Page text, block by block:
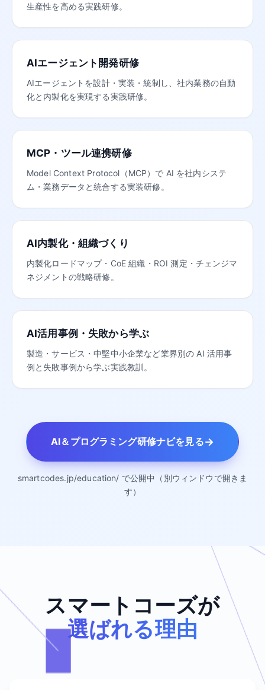
生産性を高める実践研修。
AIエージェント開発研修
AIエージェントを設計・実装・統制し、社内業務の自動
化と内製化を実現する実践研修。
MCP・ツール連携研修
Model Context Protocol（MCP）で AI を社内システ
ム・業務データと統合する実装研修。
AI内製化・組織づくり
内製化ロードマップ・CoE 組織・ROI 測定・チェンジマ
ネジメントの戦略研修。
AI活用事例・失敗から学ぶ
製造・サービス・中堅中小企業など業界別の AI 活用事
例と失敗事例から学ぶ実践教訓。
AI＆プログラミング研修ナビを見る→
smartcodes.jp/education/ で公開中（別ウィンドウで開きま
す）
スマートコーズが
選ばれる理由